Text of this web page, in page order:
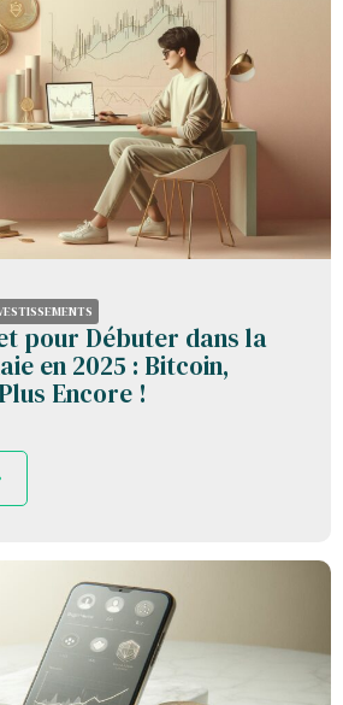
pour Débuter dans la
en 2025 : Bitcoin,
Encore !